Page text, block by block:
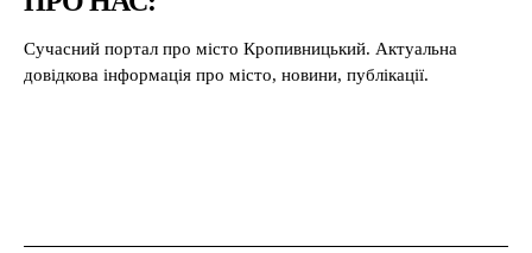
Сучасний портал про місто Кропивницький. Актуальна
довідкова інформація про місто, новини, публікації.